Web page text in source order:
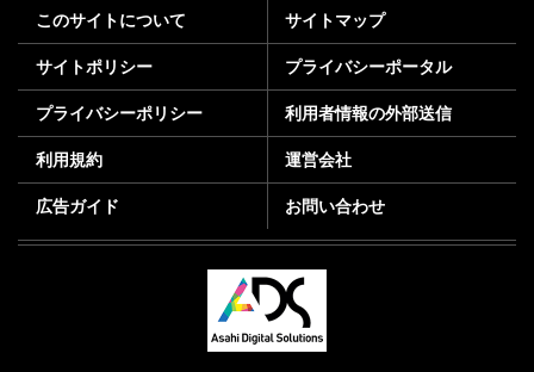
このサイトについて サイトマップ
サイトポリシー プライバシーポータル
プライバシーポリシー 利用者情報の外部送信
利用規約 運営会社
広告ガイド お問い合わせ